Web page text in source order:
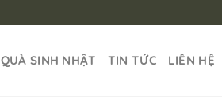
QUÀ SINH NHẬT TIN TỨC LIÊN HỆ